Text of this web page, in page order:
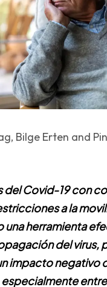
Bilge Erten and
del Covid-19 con
a la
herramienta
del virus,
impacto negativo
especialmente